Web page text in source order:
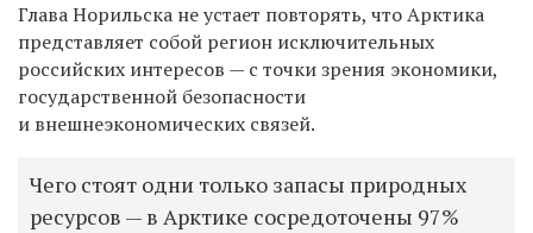
Глава Норильска не устает повторять, что Арктика
представляет собой регион исключительных
российских интересов — с точки зрения экономики,
государственной безопасности
и внешнеэкономических связей.
Чего стоят одни только запасы природных
ресурсов — в Арктике сосредоточены 97%